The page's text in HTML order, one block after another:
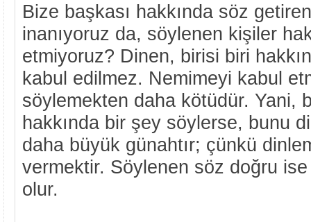
Bize başkası hakkında söz
inanıyoruz da, söylenen kişiler
etmiyoruz? Dinen, birisi biri
kabul edilmez. Nemimeyi kabul
söylemekten daha kötüdür. Yani,
hakkında bir şey söylerse, bunu
daha büyük günahtır; çünkü
vermektir. Söylenen söz doğru
olur.